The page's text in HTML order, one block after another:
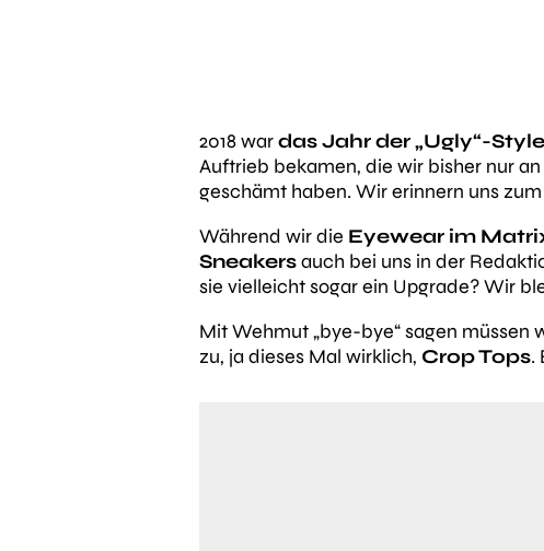
2018 wardas Jahr der „Ugly“-
Auftrieb bekamen, die wir bisher nur
geschämt haben. Wir erinnern uns
Während wir die Eyewear im
Sneakersauch bei uns in der
sie vielleicht sogar ein Upgrade? Wir
Mit Wehmut „bye-bye“ sagen müssen
zu, ja dieses Mal wirklich, Crop Tops.